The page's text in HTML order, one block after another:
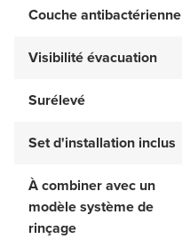
Couche antibactérienne
Visibilité évacuation
Surélevé
Set d'installation inclus
À combiner avec un
modèle système de
rinçage